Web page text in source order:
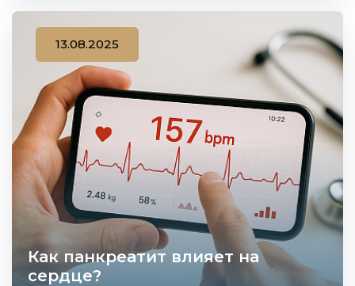
Как панкреатит влияет на
сердце?
13.08.2025